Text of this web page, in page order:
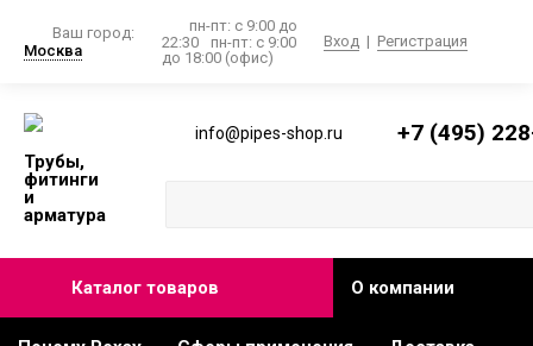
Ваш город:
Москва
пн-пт: с 9:00 до
22:30
пн-пт: с 9:00
до 18:00 (офис)
Вход | Регистрация
Трубы,
фитинги
и
арматура
info@pipes-shop.ru +7 (495)
Каталог товаров О компании